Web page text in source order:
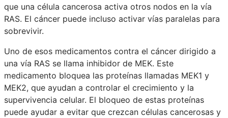
que una célula cancerosa activa otros nodos en la vía
RAS. El cáncer puede incluso activar vías paralelas para
sobrevivir.
Uno de esos medicamentos contra el cáncer dirigido a
una vía RAS se llama inhibidor de MEK. Este
medicamento bloquea las proteínas llamadas MEK1 y
MEK2, que ayudan a controlar el crecimiento y la
supervivencia celular. El bloqueo de estas proteínas
puede ayudar a evitar que crezcan células cancerosas y